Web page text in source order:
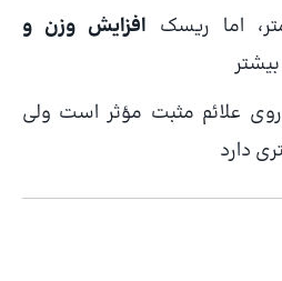
اما ریسک افزایش وزن و
بیشتر
علائم مثبت مؤثر است ولی
دارد